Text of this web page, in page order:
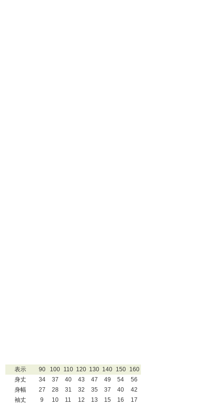
表示 90 100 110 120 130 140 150
160
身丈
34 37 40 43 47 49 54
56
身幅
27 28 31 32 35 37 40
42
袖丈
9 10 11 12 13 15 16 17